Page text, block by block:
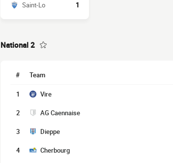
Saint-Lo
1
National 2
# Team
1 Vire
2 AG Caennaise
3 Dieppe
4 Cherbourg